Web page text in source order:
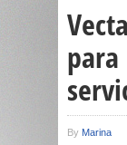
para
By Marina